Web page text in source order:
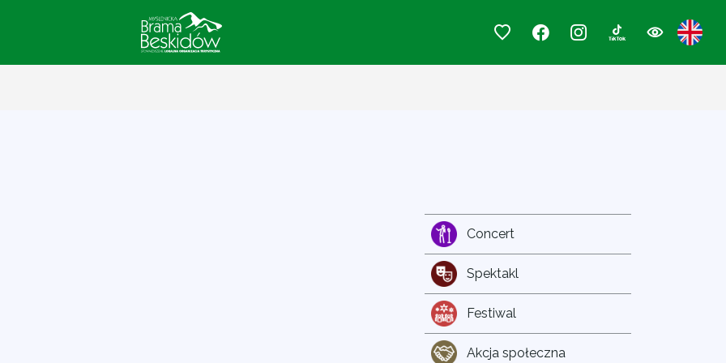
Concert
Spektakl
Festiwal
Akcja społeczna